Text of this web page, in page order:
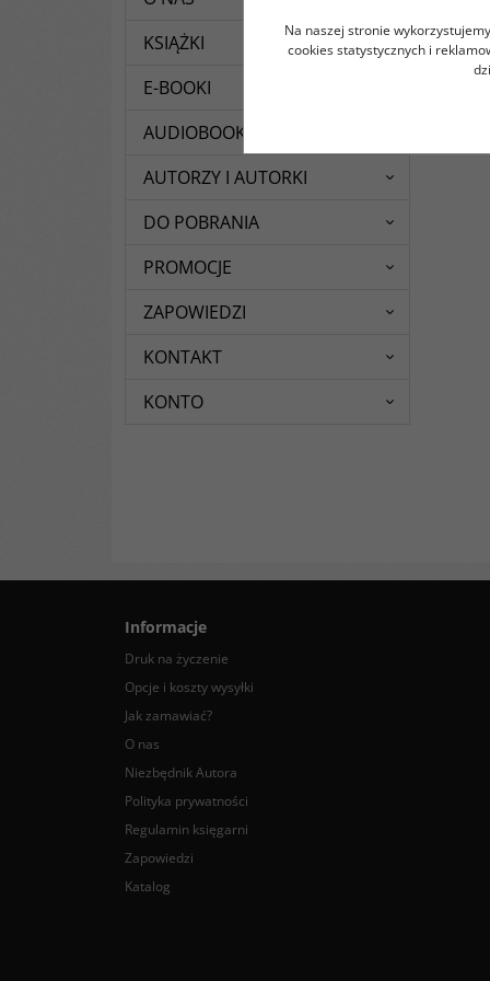
KSIĄŻKI
E-BOOKI
AUDIOBOOKI
AUTORZY I AUTORKI
DO POBRANIA
PROMOCJE
ZAPOWIEDZI
KONTAKT
KONTO
Informacje
Druk na życzenie
Opcje i koszty wysyłki
Jak zamawiać?
O nas
Niezbędnik Autora
Polityka prywatności
Regulamin księgarni
Zapowiedzi
Katalog
Na naszej stronie
cookies statystycznych i